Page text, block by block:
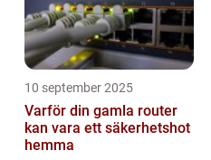
10 september 2025
Varför din gamla router
kan vara ett säkerhetshot
hemma